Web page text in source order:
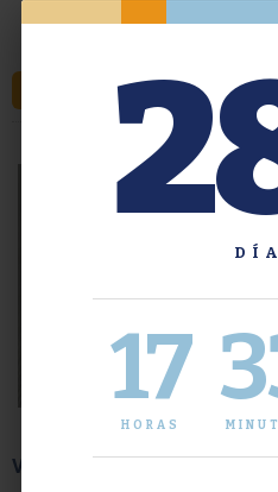
Viajes de Estudio 2018
17
HORAS